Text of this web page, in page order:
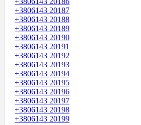
+3806143 20187
+3806143 20188
+3806143 20189
+3806143 20190
+3806143 20191
+3806143 20192
+3806143 20193
+3806143 20194
+3806143 20195
+3806143 20196
+3806143 20197
+3806143 20198
+3806143 20199